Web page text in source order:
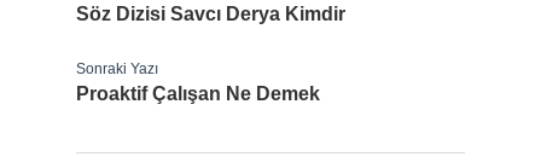
Söz Dizisi Savcı Derya Kimdir
Sonraki Yazı
Proaktif Çalışan Ne Demek